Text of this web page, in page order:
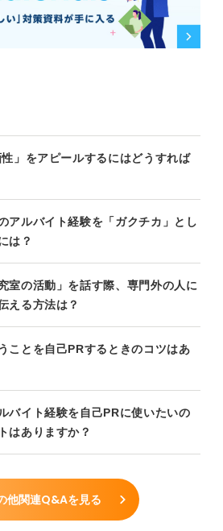
」をアピールするにはどうすれば
アルバイト経験を「ガクチカ」とし
は？
室の活動」を話す際、専門外の人に
える方法は？
ことを自己PRするときのコツはあ
バイト経験を自己PRに使いたいの
はありますか？
他関連Q&Aを見る